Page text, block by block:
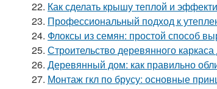
22. Как сделать крышу теплой и
23. Профессиональный подход к
24. Флоксы из семян: простой способ
25. Строительство деревянного
26. Деревянный дом: как правильно
27. Монтаж гкл по брусу: основные